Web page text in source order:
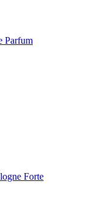
Parfum
Forte